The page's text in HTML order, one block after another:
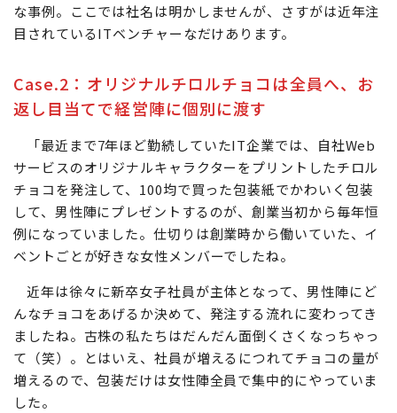
な事例。ここでは社名は明かしませんが、さすがは近年注
目されているITベンチャーなだけあります。
Case.2：オリジナルチロルチョコは全員へ、お
返し目当てで経営陣に個別に渡す
「最近まで7年ほど勤続していたIT企業では、自社Web
サービスのオリジナルキャラクターをプリントしたチロル
チョコを発注して、100均で買った包装紙でかわいく包装
して、男性陣にプレゼントするのが、創業当初から毎年恒
例になっていました。仕切りは創業時から働いていた、イ
ベントごとが好きな女性メンバーでしたね。
近年は徐々に新卒女子社員が主体となって、男性陣にど
んなチョコをあげるか決めて、発注する流れに変わってき
ましたね。古株の私たちはだんだん面倒くさくなっちゃっ
て（笑）。とはいえ、社員が増えるにつれてチョコの量が
増えるので、包装だけは女性陣全員で集中的にやっていま
した。